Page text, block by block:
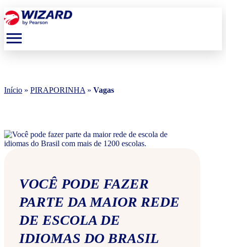
menu
Início » PIRAPORINHA » Vagas
VOCÊ PODE FAZER
PARTE DA MAIOR REDE
DE ESCOLA DE
IDIOMAS DO BRASIL